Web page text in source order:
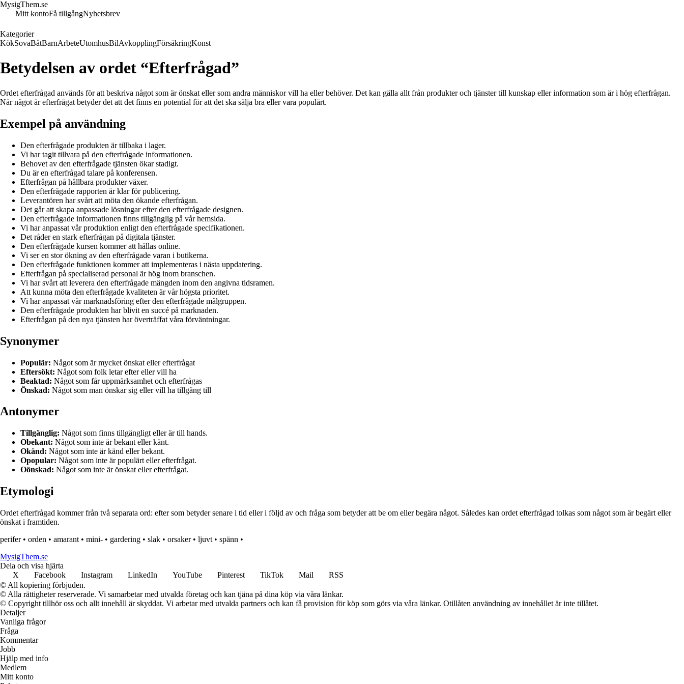
MysigThem.se
Mitt kontoFå tillgångNyhetsbrev
Kategorier
KökSovaBåtBarnArbeteUtomhusBilAvkopplingFörsäkringKonst
Betydelsen av ordet “Efterfrågad”
Ordet efterfrågad används för att beskriva något som är önskat eller som andra människor vill ha eller behöver. Det kan gälla allt från produkter och tjänster till kunskap eller information som är i hög efterfrågan.
När något är efterfrågat betyder det att det finns en potential för att det ska sälja bra eller vara populärt.
Exempel på användning
Den efterfrågade produkten är tillbaka i lager.
Vi har tagit tillvara på den efterfrågade informationen.
Behovet av den efterfrågade tjänsten ökar stadigt.
Du är en efterfrågad talare på konferensen.
Efterfrågan på hållbara produkter växer.
Den efterfrågade rapporten är klar för publicering.
Leverantören har svårt att möta den ökande efterfrågan.
Det går att skapa anpassade lösningar efter den efterfrågade designen.
Den efterfrågade informationen finns tillgänglig på vår hemsida.
Vi har anpassat vår produktion enligt den efterfrågade specifikationen.
Det råder en stark efterfrågan på digitala tjänster.
Den efterfrågade kursen kommer att hållas online.
Vi ser en stor ökning av den efterfrågade varan i butikerna.
Den efterfrågade funktionen kommer att implementeras i nästa uppdatering.
Efterfrågan på specialiserad personal är hög inom branschen.
Vi har svårt att leverera den efterfrågade mängden inom den angivna tidsramen.
Att kunna möta den efterfrågade kvaliteten är vår högsta prioritet.
Vi har anpassat vår marknadsföring efter den efterfrågade målgruppen.
Den efterfrågade produkten har blivit en succé på marknaden.
Efterfrågan på den nya tjänsten har överträffat våra förväntningar.
Synonymer
Populär: Något som är mycket önskat eller efterfrågat
Eftersökt: Något som folk letar efter eller vill ha
Beaktad: Något som får uppmärksamhet och efterfrågas
Önskad: Något som man önskar sig eller vill ha tillgång till
Antonymer
Tillgänglig: Något som finns tillgängligt eller är till hands.
Obekant: Något som inte är bekant eller känt.
Okänd: Något som inte är känd eller bekant.
Opopular: Något som inte är populärt eller efterfrågat.
Oönskad: Något som inte är önskat eller efterfrågat.
Etymologi
Ordet efterfrågad kommer från två separata ord: efter som betyder senare i tid eller i följd av och fråga som betyder att be om eller begära något. Således kan ordet efterfrågad tolkas som något som är begärt eller
önskat i framtiden.
perifer• orden • amarant • mini- • gardering • slak • orsaker• ljuvt • spänn •
MysigThem.se
Dela och visa hjärta
X
Facebook Instagram LinkedIn YouTube Pinterest TikTok Mail
RSS
© All kopiering förbjuden.
© Alla rättigheter reserverade. Vi samarbetar med utvalda företag och kan tjäna på dina köp via våra länkar.
© Copyright tillhör oss och allt innehåll är skyddat. Vi arbetar med utvalda partners och kan få provision för köp som görs via våra länkar. Otillåten användning av innehållet är inte tillåtet.
Detaljer
Vanliga frågor
Fråga
Kommentar
Jobb
Hjälp med info
Medlem
Mitt konto